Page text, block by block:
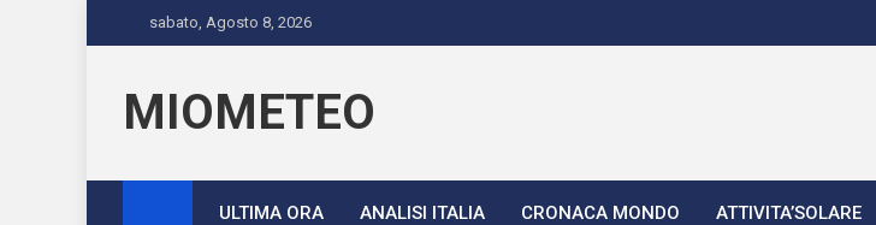
to
sabato, Agosto 8, 2026
MIOMETEO
ULTIMA ORA ANALISI ITALIA CRONACA MONDO ATTIVITA’SOLARE